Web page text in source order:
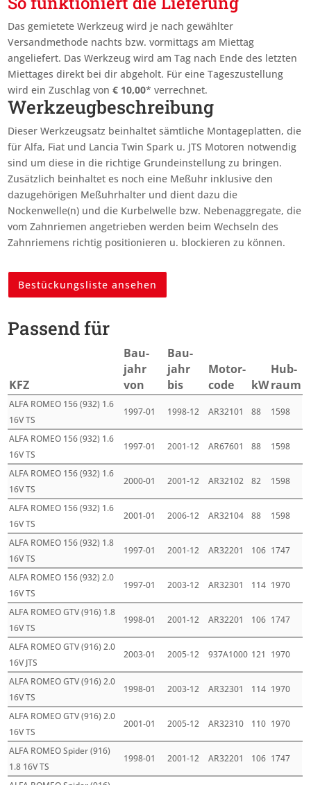
Das gemietete Werkzeug wird je nach gewählter
Versandmethode nachts bzw. vormittags am Miettag
angeliefert. Das Werkzeug wird am Tag nach Ende des letzten
Miettagesdirekt bei dir abgeholt. Für eine Tageszustellung
wird ein Zuschlag von€ 10,00* verrechnet.
Werkzeugbeschreibung
Dieser Werkzeugsatz beinhaltet sämtliche Montageplatten, die
für Alfa, Fiat und Lancia Twin Spark u. JTS Motoren notwendig
sind um diese in die richtige Grundeinstellung zu bringen.
Zusätzlich beinhaltet es noch eine Meßuhr inklusive den
dazugehörigen Meßuhrhalter und dient dazu die
Nockenwelle(n) und die Kurbelwelle bzw. Nebenaggregate, die
vom Zahnriemen angetrieben werden beim Wechseln des
Zahnriemens richtig positionieren u. blockieren zu können.
Bestückungsliste ansehen
Passend für
KFZ
Bau­
jahr
von
Bau­
jahr
bis
Motor­
code
kW
Hub­
raum
ALFA ROMEO 156 (932) 1.6
16V TS
1997-01 1998-12 AR32101 88 1598
ALFA ROMEO 156 (932) 1.6
16V TS
1997-01 2001-12 AR67601 88 1598
ALFA ROMEO 156 (932) 1.6
16V TS
2000-01 2001-12 AR32102 82 1598
ALFA ROMEO 156 (932) 1.6
16V TS
2001-01 2006-12 AR32104 88 1598
ALFA ROMEO 156 (932) 1.8
16V TS
1997-01 2001-12 AR32201 106 1747
ALFA ROMEO 156 (932) 2.0
16V TS
1997-01 2003-12 AR32301 114 1970
ALFA ROMEO GTV (916) 1.8
16V TS
1998-01 2001-12 AR32201 106 1747
ALFA ROMEO GTV (916) 2.0
16V JTS
2003-01 2005-12 937A1000 121 1970
ALFA ROMEO GTV (916) 2.0
16V TS
1998-01 2003-12 AR32301 114 1970
ALFA ROMEO GTV (916) 2.0
16V TS
2001-01 2005-12 AR32310 110 1970
ALFA ROMEO Spider (916)
1.8 16V TS
1998-01 2001-12 AR32201 106 1747